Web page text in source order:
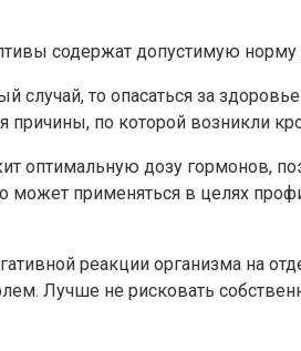
содержат допустимую
то опасаться за
причины, по которой возникли
оптимальную дозу гормонов,
может применяться в целях
реакции организма на
Лучше не рисковать